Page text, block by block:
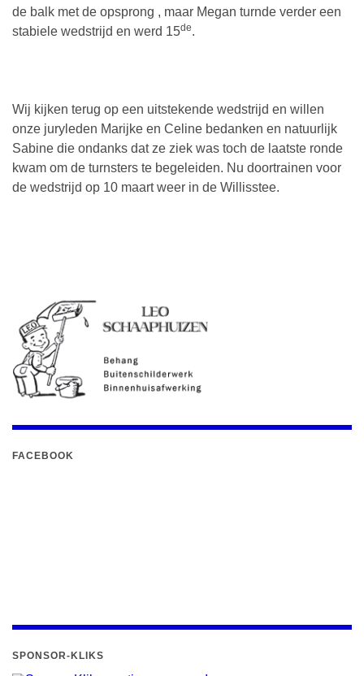
de balk met de opsprong , maar Megan turnde verder een
stabiele wedstrijd en werd 15de.
Wij kijken terug op een uitstekende wedstrijd en willen
onze juryleden Marijke en Celine bedanken en natuurlijk
Sabine die ondanks dat ze ziek was toch de laatste ronde
kwam om de turnsters te begeleiden. Nu doortrainen voor
de wedstrijd op 10 maart weer in de Willisstee.
FACEBOOK
SPONSOR-KLIKS